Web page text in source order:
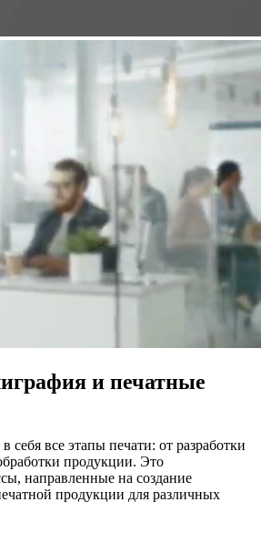
и печатные
себя все этапы печати: от разработки
продукции. Это
направленные на создание
продукции для различных